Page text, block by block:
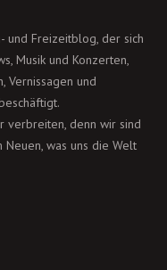
und Freizeitblog, der sich
Musik und Konzerten,
Vernissagen und
verbreiten, denn wir sind
was uns die Welt